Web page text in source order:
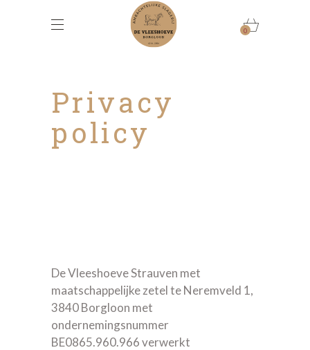
0
Privacy
policy
De Vleeshoeve Strauven met
maatschappelijke zetel te Neremveld 1,
3840 Borgloon met
ondernemingsnummer
BE0865.960.966 verwerkt